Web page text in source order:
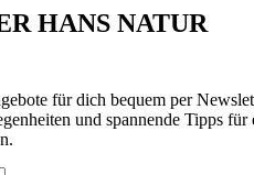
HANS NATUR
für dich bequem per
und spannende Tipps für